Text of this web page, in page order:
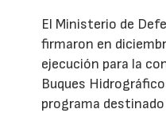
El Ministerio de
firmaron en
ejecución para la
Buques
programa